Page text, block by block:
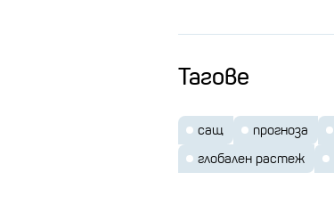
Тагове
сащ прогноза
глобален растеж